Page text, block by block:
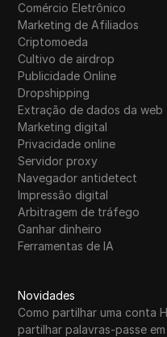
Comércio Eletrônico
Marketing de Afiliados
Criptomoeda
Cultivo de airdrop
Publicidade Online
Dropshipping
Extração de dados da web
Marketing digital
Privacidade online
Servidor proxy
Navegador antidetect
Impressão digital
Arbitragem de tráfego
Ganhar dinheiro
Ferramentas de IA
Novidades
Como partilhar uma conta
partilhar palavras-passe